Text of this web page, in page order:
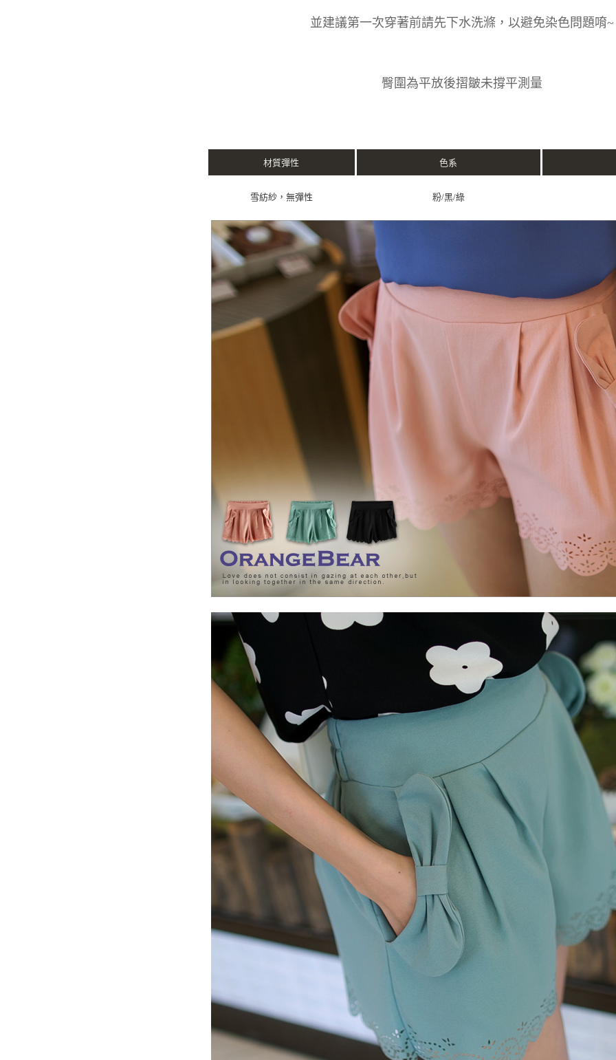
並建議第一次穿著前請先下水洗滌，以避免染色問題唷~
臀圍為平放後摺皺未撐平測量
材質彈性 色系
雪紡紗，無彈性 粉/黑/綠